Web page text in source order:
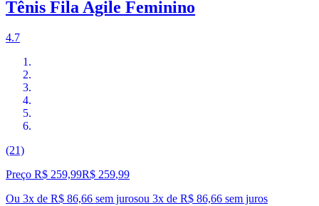
Tênis Fila Agile Feminino
4.7
(21)
Preço R$ 259,99R$ 259,99
Ou 3x de R$ 86,66 sem jurosou 3x de R$ 86,66 sem juros